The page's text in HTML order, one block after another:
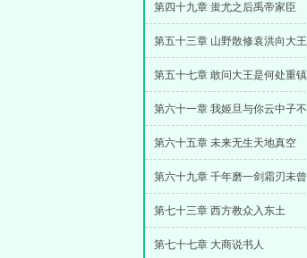
第四十九章 蚩尤之后禹帝家臣
第五十三章 山野散修袁洪向大
第五十七章 敢问大王是何处重镇
第六十一章 我姬旦与你云中子
第六十五章 未来无生天地真空
第六十九章 千年磨一剑霜刃未
第七十三章 西方教众入东土
第七十七章 大商说书人